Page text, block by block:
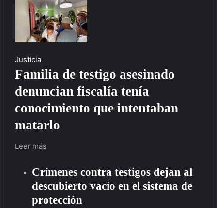
Justicia
Familia de testigo asesinado
denuncian fiscalía tenía
conocimiento que intentaban
matarlo
Leer más
Crímenes contra testigos dejan al
descubierto vacío en el sistema de
protección